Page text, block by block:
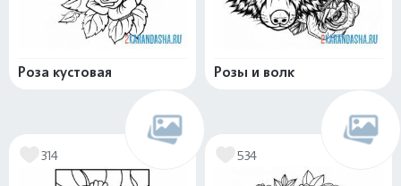
Роза кустовая Розы и волк
314 534